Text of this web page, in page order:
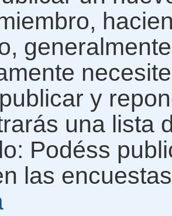
y
una lista
Podéss
las